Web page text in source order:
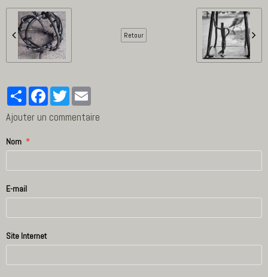
Retour
PartagerFacebookTwitter
Ajouter un commentaire
Nom
E-mail
Site Internet